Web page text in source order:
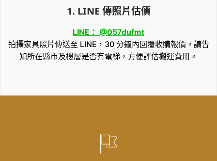
1. LINE 傳照片估價
LINE： @057dufmt
拍攝家具照片傳送至 LINE，30 分鐘內回覆收購報價。請告
知所在縣市及樓層是否有電梯，方便評估搬運費用。